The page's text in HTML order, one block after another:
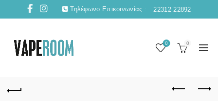
Τηλέφωνο Επικοινωνίας : 22312 22892
0 0